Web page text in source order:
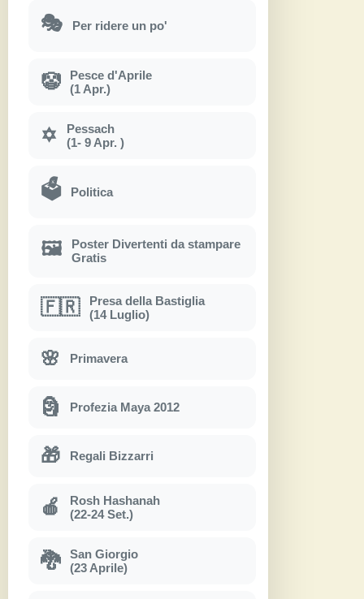
🎭 Per ridere un po'
🤡
Pesce d'Aprile
(1 Apr.)
✡
Pessach
(1- 9 Apr. )
🗳 Politica
🖼
Poster Divertenti da stampare
Gratis
🇫🇷
Presa della Bastiglia
(14 Luglio)
🌸 Primavera
🗿 Profezia Maya 2012
🎁 Regali Bizzarri
🍎
Rosh Hashanah
(22-24 Set.)
🐉
San Giorgio
(23 Aprile)